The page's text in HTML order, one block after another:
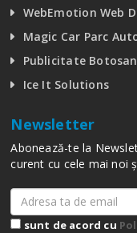
WebEmotion Web
Magic Car Parc
Publicitate
Ice It Solutions
Newsletter
Abonează-te la
curent cu cele mai noi
sunt de acord cu